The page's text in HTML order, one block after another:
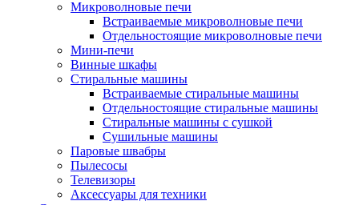
Микроволновые печи
Встраиваемые микроволновые печи
Отдельностоящие микроволновые печи
Мини-печи
Винные шкафы
Стиральные машины
Встраиваемые стиральные машины
Отдельностоящие стиральные машины
Стиральные машины с сушкой
Сушильные машины
Паровые швабры
Пылесосы
Телевизоры
Аксессуары для техники